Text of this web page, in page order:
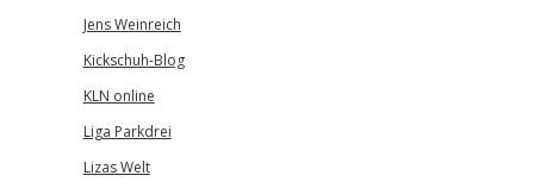
Jens Weinreich
Kickschuh-Blog
KLN online
Liga Parkdrei
Lizas Welt